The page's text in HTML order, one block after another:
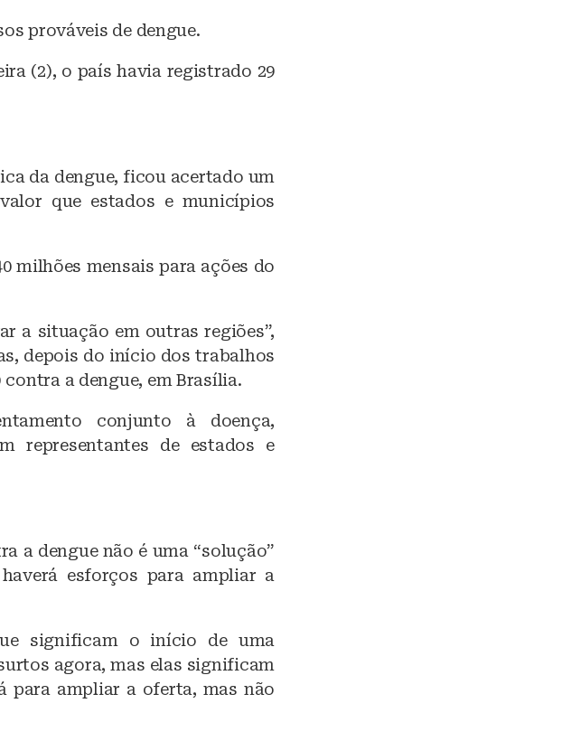
prováveis de dengue.
(2), o país havia registrado 29
da dengue, ficou acertado um
que estados e municípios
milhões mensais para ações do
a situação em outras regiões”,
depois do início dos trabalhos
a dengue, em Brasília.
conjunto à doença,
representantes de estados e
a dengue não é uma “solução”
esforços para ampliar a
significam o início de uma
agora, mas elas significam
para ampliar a oferta, mas não